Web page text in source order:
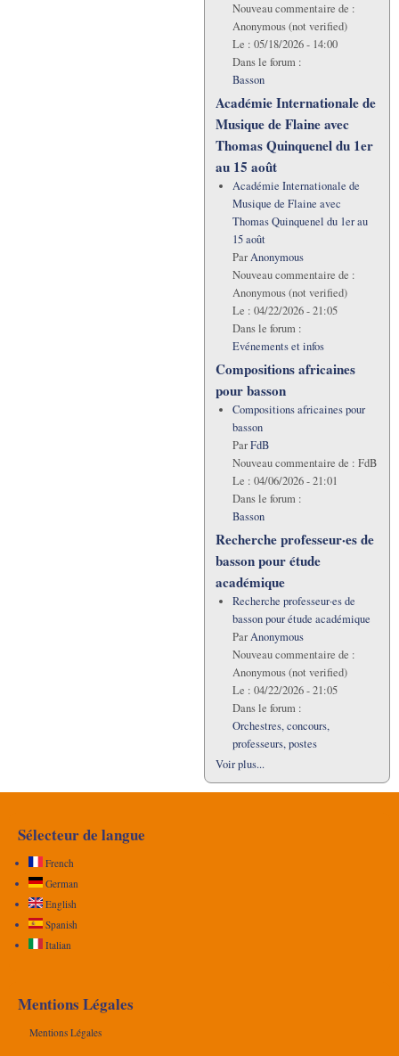
Nouveau commentaire de :
Anonymous (not verified)
Le : 05/18/2026 - 14:00
Dans le forum :
Basson
Académie Internationale de
Musique de Flaine avec
Thomas Quinquenel du 1er
au 15 août
Académie Internationale de
Musique de Flaine avec
Thomas Quinquenel du 1er au
15 août
ParAnonymous
Nouveau commentaire de :
Anonymous (not verified)
Le : 04/22/2026 - 21:05
Dans le forum :
Evénements et infos
Compositions africaines
pour basson
Compositions africaines pour
basson
ParFdB
Nouveau commentaire de : FdB
Le : 04/06/2026 - 21:01
Dans le forum :
Basson
Recherche professeur·es de
basson pour étude
académique
Recherche professeur·es de
basson pour étude académique
ParAnonymous
Nouveau commentaire de :
Anonymous (not verified)
Le : 04/22/2026 - 21:05
Dans le forum :
Orchestres, concours,
professeurs, postes
Voir plus...
Sélecteur de langue
French
German
English
Spanish
Italian
Mentions Légales
Mentions Légales